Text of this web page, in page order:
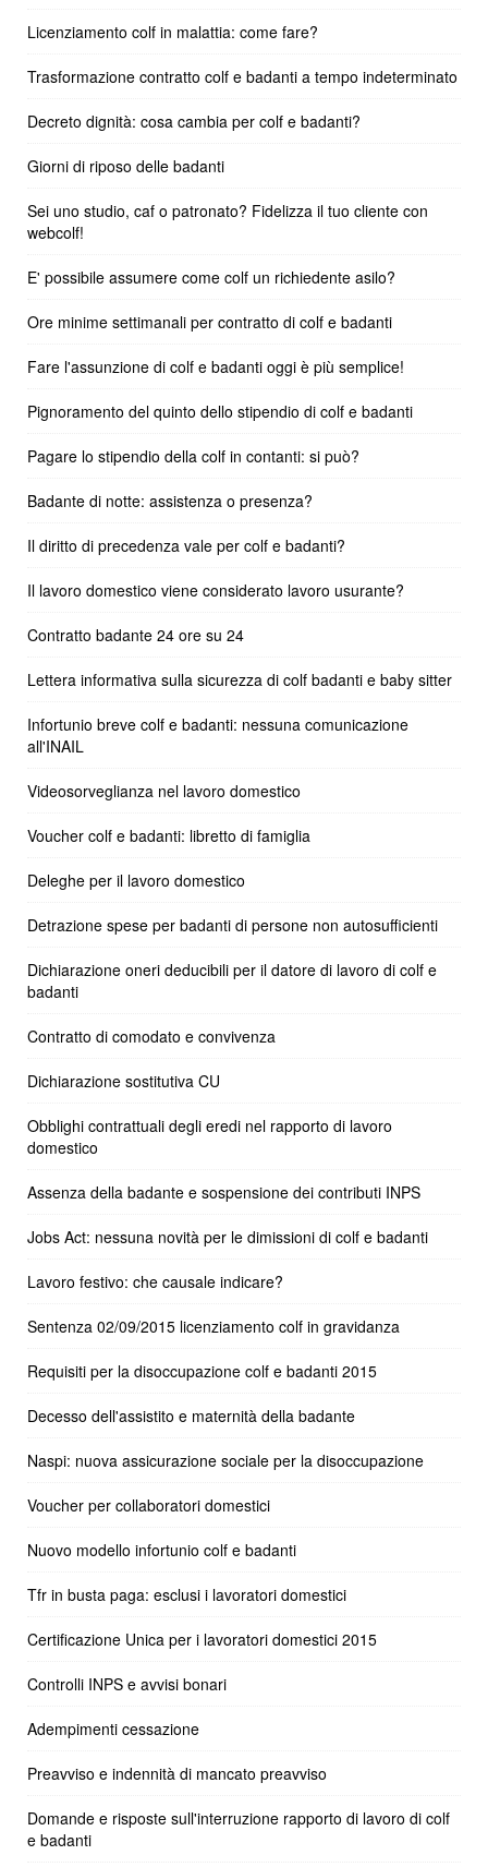
Licenziamento colf in malattia: come fare?
Trasformazione contratto colf e badanti a tempo indeterminato
Decreto dignità: cosa cambia per colf e badanti?
Giorni di riposo delle badanti
Sei uno studio, caf o patronato? Fidelizza il tuo cliente con
webcolf!
E' possibile assumere come colf un richiedente asilo?
Ore minime settimanali per contratto di colf e badanti
Fare l'assunzione di colf e badanti oggi è più semplice!
Pignoramento del quinto dello stipendio di colf e badanti
Pagare lo stipendio della colf in contanti: si può?
Badante di notte: assistenza o presenza?
Il diritto di precedenza vale per colf e badanti?
Il lavoro domestico viene considerato lavoro usurante?
Contratto badante 24 ore su 24
Lettera informativa sulla sicurezza di colf badanti e baby sitter
Infortunio breve colf e badanti: nessuna comunicazione
all'INAIL
Videosorveglianza nel lavoro domestico
Voucher colf e badanti: libretto di famiglia
Deleghe per il lavoro domestico
Detrazione spese per badanti di persone non autosufficienti
Dichiarazione oneri deducibili per il datore di lavoro di colf e
badanti
Contratto di comodato e convivenza
Dichiarazione sostitutiva CU
Obblighi contrattuali degli eredi nel rapporto di lavoro
domestico
Assenza della badante e sospensione dei contributi INPS
Jobs Act: nessuna novità per le dimissioni di colf e badanti
Lavoro festivo: che causale indicare?
Sentenza 02/09/2015 licenziamento colf in gravidanza
Requisiti per la disoccupazione colf e badanti 2015
Decesso dell'assistito e maternità della badante
Naspi: nuova assicurazione sociale per la disoccupazione
Voucher per collaboratori domestici
Nuovo modello infortunio colf e badanti
Tfr in busta paga: esclusi i lavoratori domestici
Certificazione Unica per i lavoratori domestici 2015
Controlli INPS e avvisi bonari
Adempimenti cessazione
Preavviso e indennità di mancato preavviso
Domande e risposte sull'interruzione rapporto di lavoro di colf
e badanti